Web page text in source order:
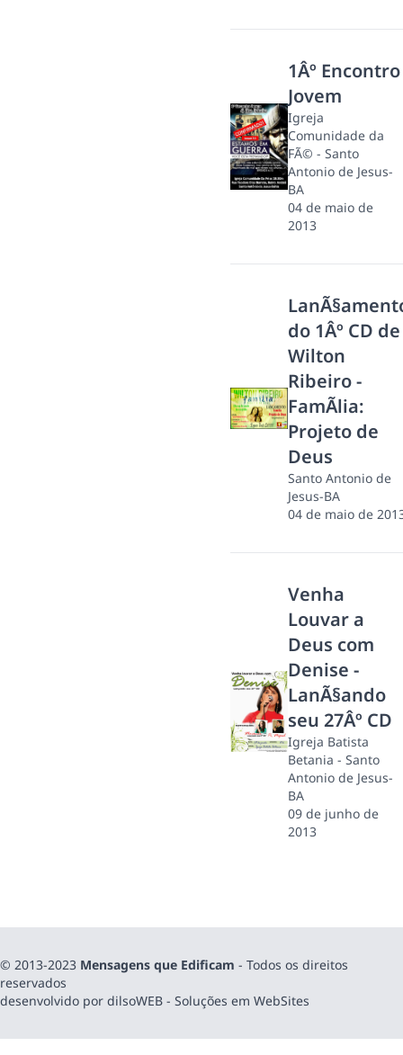
1Âº Encontro
Jovem
Igreja
Comunidade da
FÃ© - Santo
Antonio de Jesus-
BA
04 de maio de
2013
do 1Âº CD de
Wilton
Ribeiro -
FamÃ­lia:
Projeto de
Deus
Santo Antonio de
Jesus-BA
04 de maio de
Venha
Louvar a
Deus com
Denise -
LanÃ§ando
seu 27Âº CD
Igreja Batista
Betania - Santo
Antonio de Jesus-
BA
09 de junho de
2013
© 2013-2023 Mensagens que Edificam - Todos os direitos
reservados
desenvolvido por dilsoWEB - Soluções em WebSites